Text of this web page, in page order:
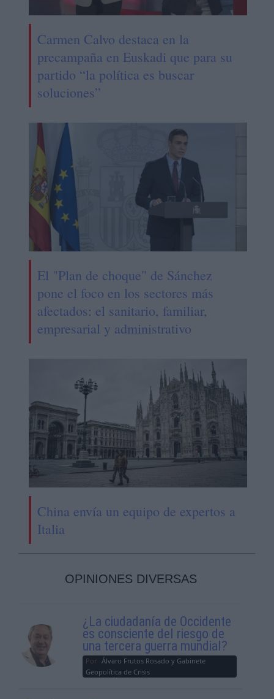
Carmen Calvo destaca en la
precampaña en Euskadi que para su
partido “la política es buscar
soluciones”
El "Plan de choque" de Sánchez
pone el foco en los sectores más
afectados: el sanitario, familiar,
empresarial y administrativo
China envía un equipo de expertos a
Italia
OPINIONES DIVERSAS
¿La ciudadanía de Occidente
es consciente del riesgo de
una tercera guerra mundial?
Por Álvaro Frutos Rosado y Gabinete
Geopolítica de Crisis